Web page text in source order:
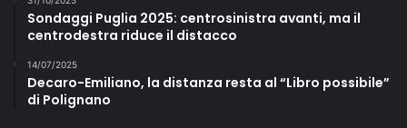
Sondaggi Puglia 2025: centrosinistra avanti, ma il
centrodestra riduce il distacco
14/07/2025
Decaro-Emiliano, la distanza resta al “Libro possibile”
di Polignano